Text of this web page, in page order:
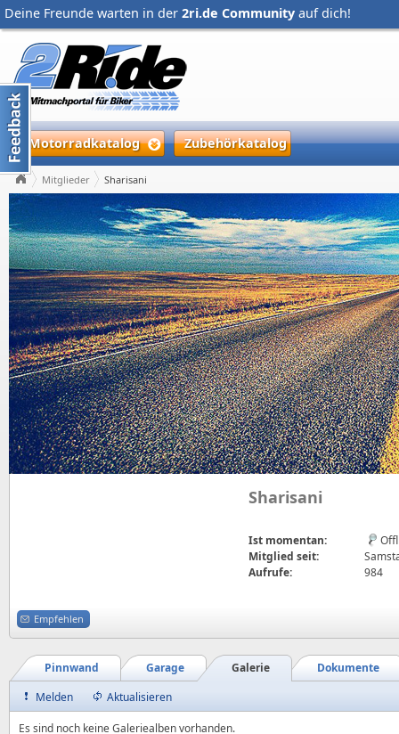
Deine Freunde warten in der 2ri.de Community auf dich!
Motorradkatalog Zubehörkatalog
Mitglieder Sharisani
Sharisani
Ist momentan:
Mitglied seit:
Aufrufe:
984
Empfehlen
Dokumente
Galerie
Garage
Pinnwand
Melden
Aktualisieren
Es sind noch keine Galeriealben vorhanden.